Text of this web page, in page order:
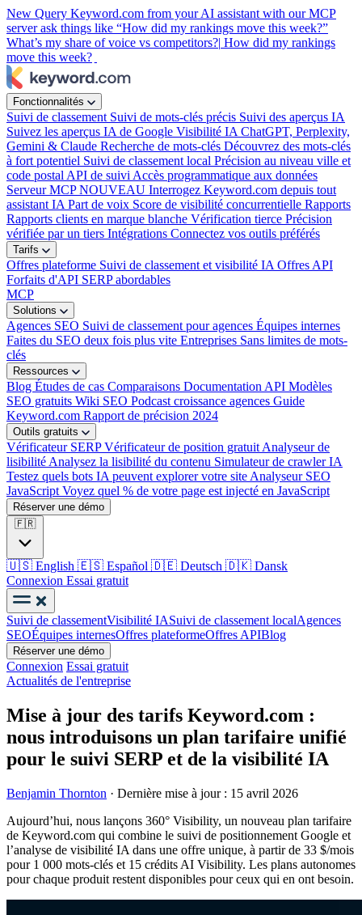
New Query Keyword.com from your AI assistant with our MCP
server ask things like “How did my rankings move this week?”
What’s my share of voice vs competitors?| How did my rankings
move this week?
Fonctionnalités
Suivi de classement Suivi de mots-clés précis Suivi des aperçus IA
Suivez les aperçus IA de Google Visibilité IA ChatGPT, Perplexity,
Gemini & Claude Recherche de mots-clés Découvrez des mots-clés
à fort potentiel Suivi de classement local Précision au niveau ville et
code postal API de suivi Accès programmatique aux données
Serveur MCPNOUVEAU Interrogez Keyword.com depuis tout
assistant IA Part de voix Score de visibilité concurrentielle Rapports
Rapports clients en marque blanche Vérification tierce Précision
vérifiée par un tiers Intégrations Connectez vos outils préférés
Tarifs
Offres plateforme Suivi de classement et visibilité IA Offres API
Forfaits d'API SERP abordables
MCP
Solutions
Agences SEO Suivi de classement pour agences Équipes internes
Faites du SEO deux fois plus vite Entreprises Sans limites de mots-
clés
Ressources
Blog Études de cas Comparaisons Documentation API Modèles
SEO gratuits Wiki SEO Podcast croissance agences Guide
Keyword.com Rapport de précision 2024
Outils gratuits
Vérificateur SERPVérificateur de position gratuit Analyseur de
lisibilité Analysez la lisibilité du contenu Simulateur de crawler IA
Testez quels bots IA peuvent explorer votre site Analyseur SEO
JavaScript Voyez quel % de votre page est injecté en JavaScript
Réserver une démo
🇫🇷
🇺🇸 English 🇪🇸 Español 🇩🇪 Deutsch 🇩🇰 Dansk
Connexion Essai gratuit
Suivi de classementVisibilité IASuivi de classement localAgences
SEOÉquipes internesOffres plateformeOffres APIBlog
Réserver une démo
Connexion Essai gratuit
Actualités de l'entreprise
Mise à jour des tarifs Keyword.com :
nous introduisons un plan tarifaire unifié
pour le suivi SERP et de la visibilité IA
Benjamin Thornton · Dernière mise à jour : 15 avril 2026
Aujourd’hui, nous lançons 360° Visibility, un nouveau plan tarifaire
de Keyword.com qui combine le suivi de positionnement Google et
l’analyse de visibilité IA dans une offre unique, à partir de 33 $/mois
pour 1 000 mots-clés et 15 crédits AI Visibility. Les plans autonomes
pour chaque produit restent disponibles pour ceux qui en ont besoin.